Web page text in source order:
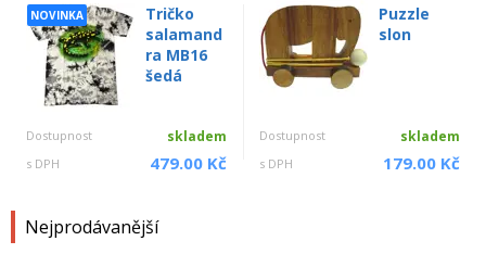
NOVINKA
Tričko
salamand
ra MB16
šedá
Dostupnost skladem
s DPH 479.00 Kč
Puzzle
slon
Dostupnost skladem
s DPH 179.00 Kč
Nejprodávanější